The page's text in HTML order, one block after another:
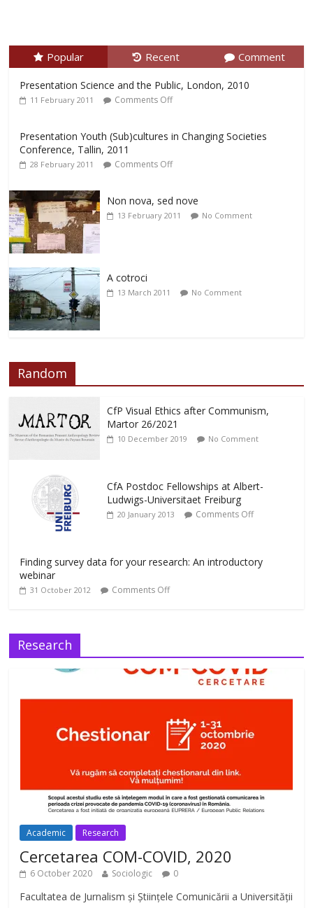
Popular Recent Comment
Presentation Science and the Public, London, 2010
11 February 2011 Comments Off
Presentation Youth (Sub)cultures in Changing Societies
Conference, Tallin, 2011
28 February 2011 Comments Off
Non nova, sed nove
13 February 2011 No Comment
A cotroci
13 March 2011 No Comment
Random
CfP Visual Ethics after Communism,
Martor 26/2021
10 December 2019 No Comment
CfA Postdoc Fellowships at Albert-
Ludwigs-Universitaet Freiburg
20 January 2013 Comments Off
Finding survey data for your research: An introductory
webinar
31 October 2012 Comments Off
Research
Academic Research
Cercetarea COM-COVID, 2020
6 October 2020 Sociologic 0
Facultatea de Jurnalism și Științele Comunicării a Universității